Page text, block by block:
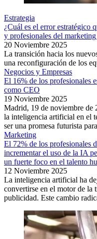
Estrategia
¿Cuál es el error estratégico
y profesionales del
20 Noviembre 2025
La transición hacia los
una reconfiguración de los
Negocios y Empresas
El 16% de los profesionales
como CEO
19 Noviembre 2025
Madrid, 19 de noviembre
la inteligencia artificial en el
ser una promesa futurista
Marketing
El 72% de los profesionales
incrementar el uso de la IA
un fuerte foco en el talento
12 Noviembre 2025
La inteligencia artificial ha
convertirse en el motor de la
publicidad. Este cambio